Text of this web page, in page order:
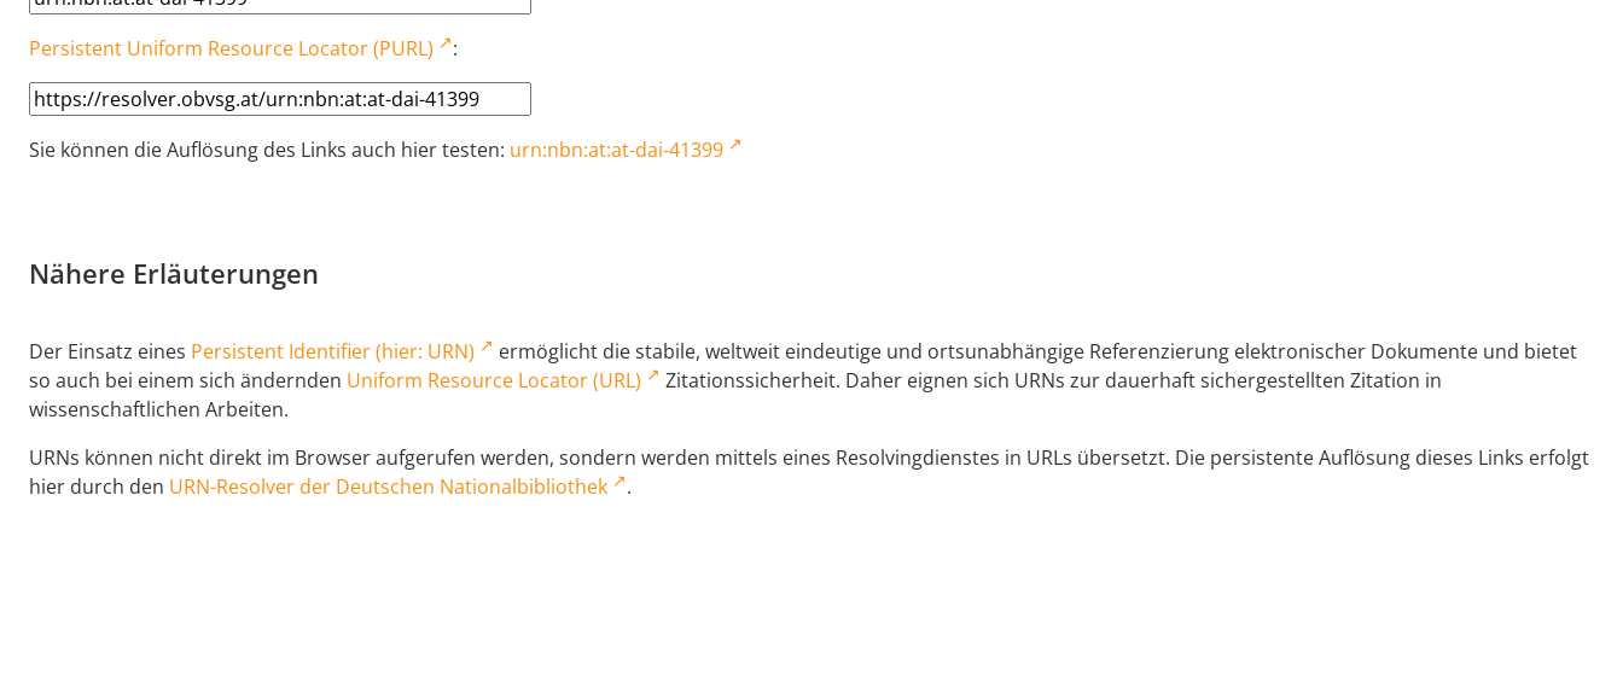
Persistent Uniform Resource Locator (PURL) :
Sie können die Auflösung des Links auch hier testen: urn:nbn:at:at-dai-41399
Nähere Erläuterungen
Der Einsatz eines Persistent Identifier (hier: URN)
ermöglicht die stabile, weltweit eindeutige und ortsunabhängige Referenzierung elektronischer Dokumente und bietet
so auch bei einem sich ändernden Uniform Resource Locator (URL)
Zitationssicherheit. Daher eignen sich URNs zur dauerhaft sichergestellten Zitation in
wissenschaftlichen Arbeiten.
URNs können nicht direkt im Browser aufgerufen werden, sondern werden mittels eines Resolvingdienstes in URLs übersetzt. Die persistente Auflösung dieses Links erfolgt
hier durch den URN-Resolver der Deutschen Nationalbibliothek .